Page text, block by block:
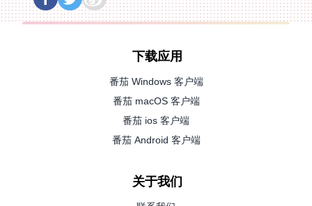
下载应用
番茄 Windows 客户端
番茄 macOS 客户端
番茄 ios 客户端
番茄 Android 客户端
关于我们